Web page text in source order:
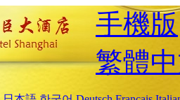
手機版
繁體